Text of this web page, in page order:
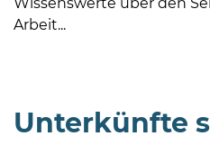
Do
Arbeit...
Unterkünfte